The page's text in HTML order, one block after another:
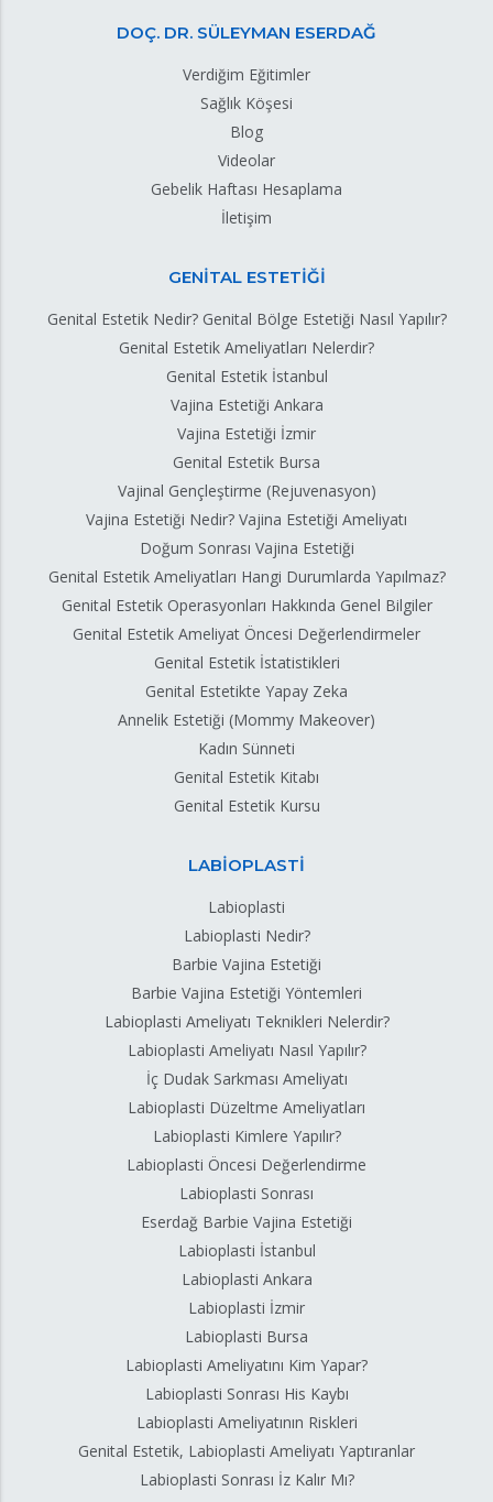
DOÇ. DR. SÜLEYMAN ESERDAĞ
Verdiğim Eğitimler
Sağlık Köşesi
Blog
Videolar
Gebelik Haftası Hesaplama
İletişim
GENİTAL ESTETİĞİ
Genital Estetik Nedir? Genital Bölge Estetiği Nasıl Yapılır?
Genital Estetik Ameliyatları Nelerdir?
Genital Estetik İstanbul
Vajina Estetiği Ankara
Vajina Estetiği İzmir
Genital Estetik Bursa
Vajinal Gençleştirme (Rejuvenasyon)
Vajina Estetiği Nedir? Vajina Estetiği Ameliyatı
Doğum Sonrası Vajina Estetiği
Genital Estetik Ameliyatları Hangi Durumlarda Yapılmaz?
Genital Estetik Operasyonları Hakkında Genel Bilgiler
Genital Estetik Ameliyat Öncesi Değerlendirmeler
Genital Estetik İstatistikleri
Genital Estetikte Yapay Zeka
Annelik Estetiği (Mommy Makeover)
Kadın Sünneti
Genital Estetik Kitabı
Genital Estetik Kursu
LABİOPLASTİ
Labioplasti
Labioplasti Nedir?
Barbie Vajina Estetiği
Barbie Vajina Estetiği Yöntemleri
Labioplasti Ameliyatı Teknikleri Nelerdir?
Labioplasti Ameliyatı Nasıl Yapılır?
İç Dudak Sarkması Ameliyatı
Labioplasti Düzeltme Ameliyatları
Labioplasti Kimlere Yapılır?
Labioplasti Öncesi Değerlendirme
Labioplasti Sonrası
Eserdağ Barbie Vajina Estetiği
Labioplasti İstanbul
Labioplasti Ankara
Labioplasti İzmir
Labioplasti Bursa
Labioplasti Ameliyatını Kim Yapar?
Labioplasti Sonrası His Kaybı
Labioplasti Ameliyatının Riskleri
Genital Estetik, Labioplasti Ameliyatı Yaptıranlar
Labioplasti Sonrası İz Kalır Mı?